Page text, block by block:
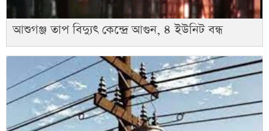
আশুগঞ্জ তাপ বিদ্যুৎ কেন্দ্রে আগুন, ৪ ইউনিট বন্ধ